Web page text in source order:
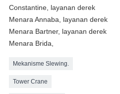
Constantine, layanan derek
Menara Annaba, layanan derek
Menara Bartner, layanan derek
Menara Brida,
Mekanisme Slewing.
Tower Crane